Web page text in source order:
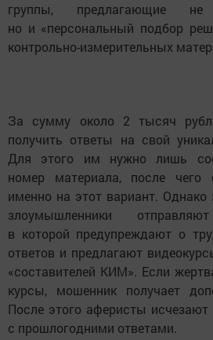
группы, предлагающие
но и «персональный подбор
контрольно-измерительных
За сумму около 2 тысяч
получить ответы на свой
Для этого им нужно лишь
номер материала, после чего
именно на этот вариант. Однако
злоумышленники
в которой предупреждают о
ответов и предлагают
«составителей КИМ». Если
курсы, мошенник получает
После этого аферисты
с прошлогодними ответами.